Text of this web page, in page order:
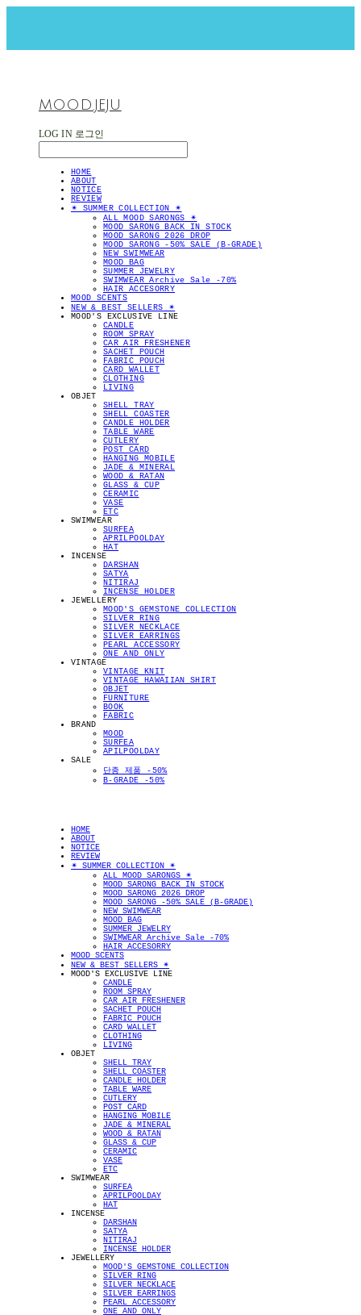
MOOD.JEJU
LOG IN 로그인
HOME
ABOUT
NOTICE
REVIEW
✴︎ SUMMER COLLECTION ✴︎
ALL MOOD SARONGS ✴︎
MOOD SARONG BACK IN STOCK
MOOD SARONG 2026 DROP
MOOD SARONG -50% SALE (B-GRADE)
NEW SWIMWEAR
MOOD BAG
SUMMER JEWELRY
SWIMWEAR Archive Sale -70%
HAIR ACCESORRY
MOOD SCENTS
NEW & BEST SELLERS ✴︎
MOOD'S EXCLUSIVE LINE
CANDLE
ROOM SPRAY
CAR AIR FRESHENER
SACHET POUCH
FABRIC POUCH
CARD WALLET
CLOTHING
LIVING
OBJET
SHELL TRAY
SHELL COASTER
CANDLE HOLDER
TABLE WARE
CUTLERY
POST CARD
HANGING MOBILE
JADE & MINERAL
WOOD & RATAN
GLASS & CUP
CERAMIC
VASE
ETC
SWIMWEAR
SURFEA
APRILPOOLDAY
HAT
INCENSE
DARSHAN
SATYA
NITIRAJ
INCENSE HOLDER
JEWELLERY
MOOD'S GEMSTONE COLLECTION
SILVER RING
SILVER NECKLACE
SILVER EARRINGS
PEARL ACCESSORY
ONE AND ONLY
VINTAGE
VINTAGE KNIT
VINTAGE HAWAIIAN SHIRT
OBJET
FURNITURE
BOOK
FABRIC
BRAND
MOOD
SURFEA
APILPOOLDAY
SALE
단종 제품 -50%
B-GRADE -50%
HOME
ABOUT
NOTICE
REVIEW
✴︎ SUMMER COLLECTION ✴︎
ALL MOOD SARONGS ✴︎
MOOD SARONG BACK IN STOCK
MOOD SARONG 2026 DROP
MOOD SARONG -50% SALE (B-GRADE)
NEW SWIMWEAR
MOOD BAG
SUMMER JEWELRY
SWIMWEAR Archive Sale -70%
HAIR ACCESORRY
MOOD SCENTS
NEW & BEST SELLERS ✴︎
MOOD'S EXCLUSIVE LINE
CANDLE
ROOM SPRAY
CAR AIR FRESHENER
SACHET POUCH
FABRIC POUCH
CARD WALLET
CLOTHING
LIVING
OBJET
SHELL TRAY
SHELL COASTER
CANDLE HOLDER
TABLE WARE
CUTLERY
POST CARD
HANGING MOBILE
JADE & MINERAL
WOOD & RATAN
GLASS & CUP
CERAMIC
VASE
ETC
SWIMWEAR
SURFEA
APRILPOOLDAY
HAT
INCENSE
DARSHAN
SATYA
NITIRAJ
INCENSE HOLDER
JEWELLERY
MOOD'S GEMSTONE COLLECTION
SILVER RING
SILVER NECKLACE
SILVER EARRINGS
PEARL ACCESSORY
ONE AND ONLY